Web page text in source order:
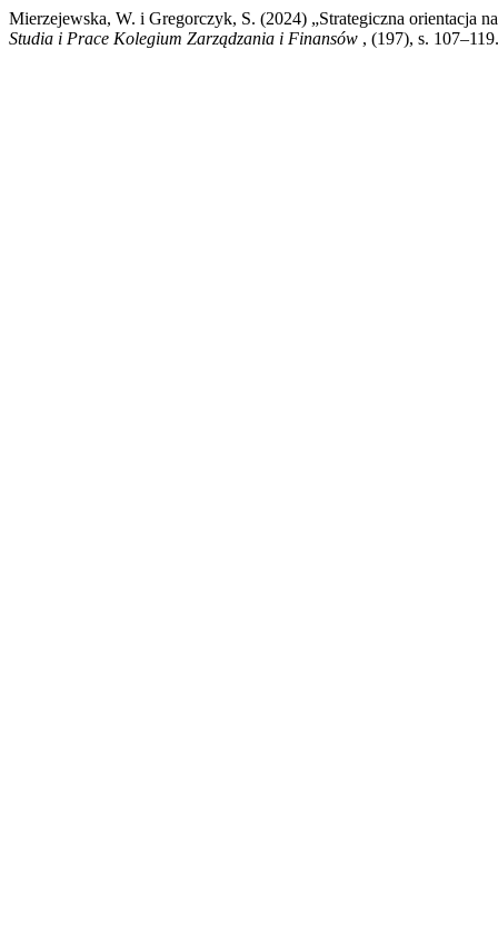
Mierzejewska, W. i Gregorczyk, S. (2024) „Strategiczna orientacja
Studia i Prace Kolegium Zarządzania i Finansów , (197), s.